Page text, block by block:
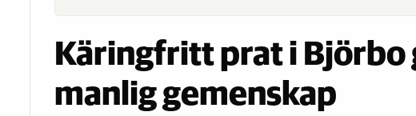
Käringfritt prat i Björbo
manlig gemenskap